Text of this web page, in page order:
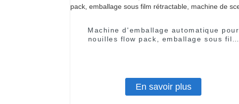
Machine d'emballage automatique pour
nouilles flow pack, emballage sous film
En savoir plus